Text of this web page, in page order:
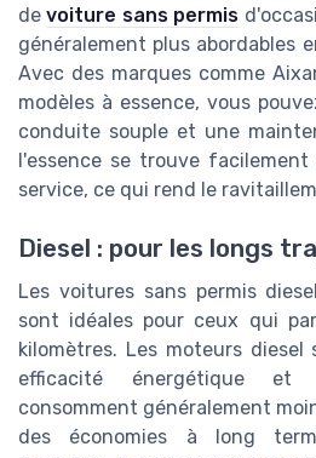
devoiture sans permis
généralement plus abordables
Avec des marques comme
modèles à essence, vous
conduite souple et une
l'essence se trouve
service, ce qui rend le
Diesel : pour les longs
Les voitures sans permis
sont idéales pour ceux qui
kilomètres. Les moteurs
efficacité énergétique
consomment généralement
des économies à long